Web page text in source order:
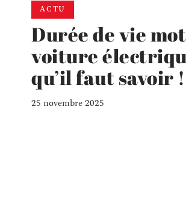
ACTU
Durée de vie
voiture
qu’il faut savoir !
25 novembre 2025